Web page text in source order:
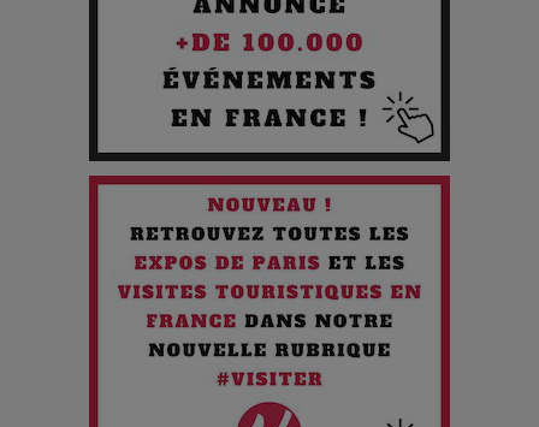
Les 3 meilleures destinations pour des vacances sportives
Quand l'Opéra Rencontre l'IA : Lola Volonakis, l'Artiste du
Chien 51 - Quand l’IA prend le pouvoir : une plongée dans un
futur troublant
Maïra Kerey, la “voix d’or du Kazakhstan”, célèbre ses 30
ans de carrière à la Salle Gaveau
Les dessous de la fast fashion : un désastre écologique en